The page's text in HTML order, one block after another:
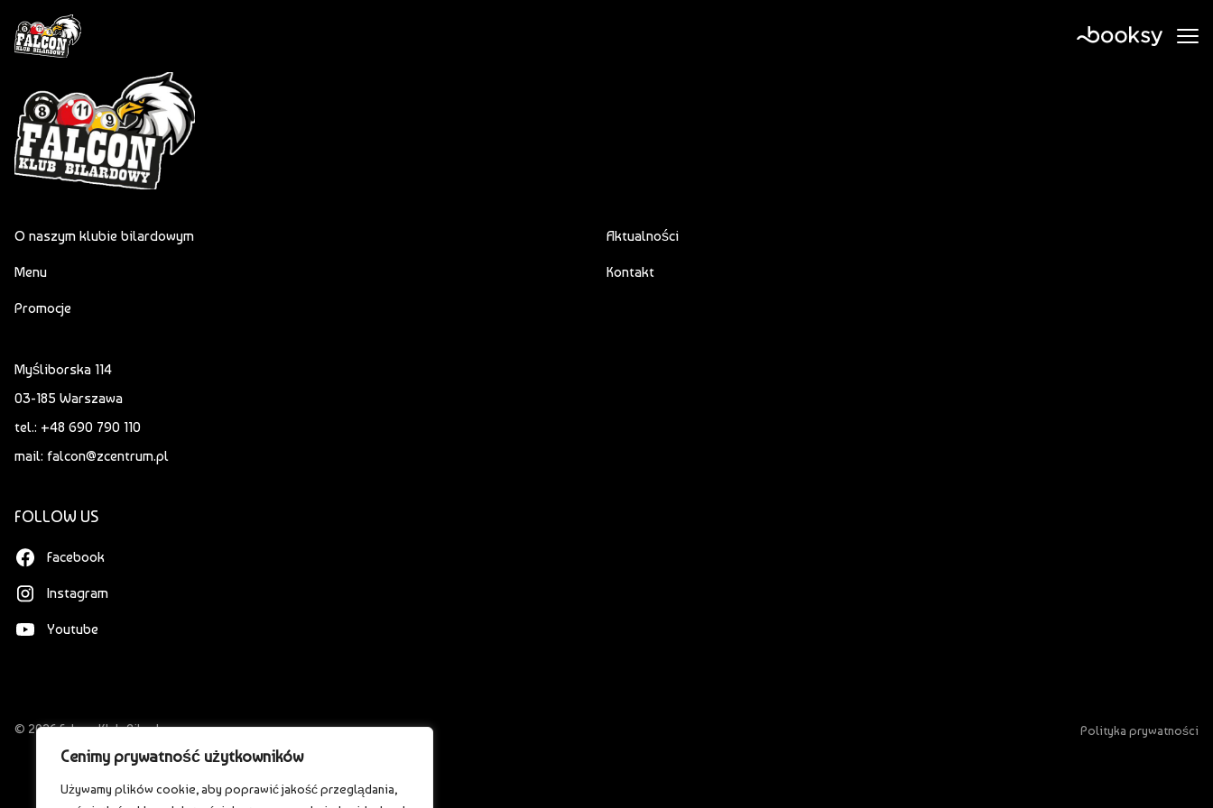
Cenimy prywatność użytkowników
Używamy plików cookie, aby poprawić jakość przeglądania,
O naszym klubie bilardowym
Menu
Promocje
Aktualności
Kontakt
Myśliborska 114
03-185 Warszawa
tel.: +48 690 790 110
mail: falcon@zcentrum.pl
FOLLOW US
Facebook
Instagram
Youtube
© 2026 Falcon Klub Bilardowy Polityka prywatności